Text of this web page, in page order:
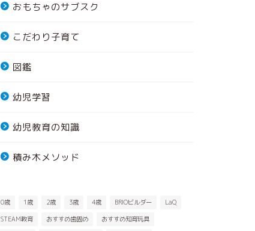
おもちゃのサブスク
こだわり子育て
図鑑
幼児学習
幼児教育の知識
積み木メソッド
0歳 1歳 2歳 3歳 4歳 BRIOビルダー
LaQ
STEAM教育
おすすめ歯固め
おすすめ知育玩具